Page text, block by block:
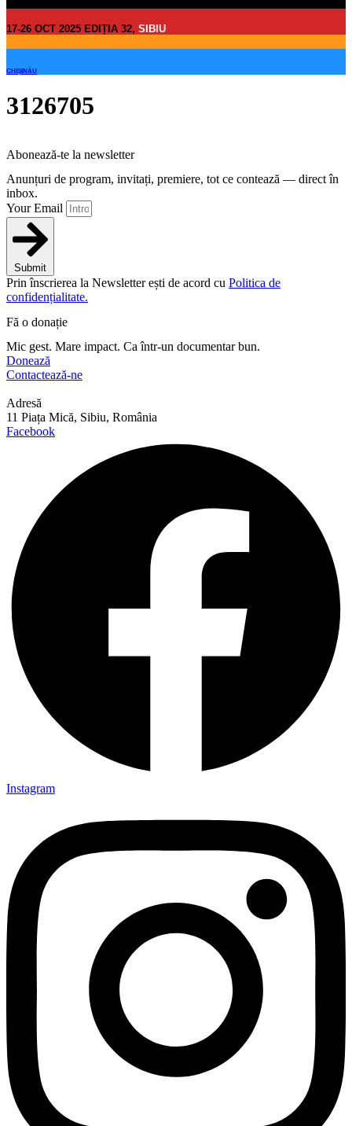
17-26 OCT 2025 EDIȚIA 32, SIBIU
CHIȘINĂU
3126705
Abonează-te la newsletter
Anunțuri de program, invitați, premiere, tot ce contează — direct în
inbox.
Your Email
Submit
Prin înscrierea la Newsletter ești de acord cu Politica de
confidențialitate.
Fă o donație
Mic gest. Mare impact. Ca într-un documentar bun.
Donează
Contactează-ne
Adresă
11 Piața Mică, Sibiu, România
Facebook
Instagram